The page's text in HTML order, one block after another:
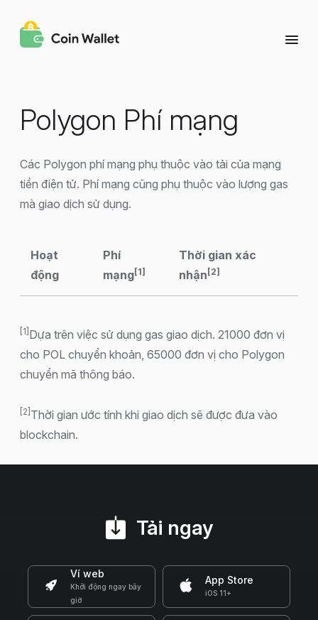
Polygon Phí mạng
Các Polygon phí mạng phụ thuộc vào tải của mạng
tiền điện tử. Phí mạng cũng phụ thuộc vào lượng gas
mà giao dịch sử dụng.
Hoạt
động
Phí
mạng[1]
Thời gian xác
nhận [2]
[1] Dựa trên việc sử dụng gas giao dịch. 21000 đơn vị
cho POL chuyển khoản, 65000 đơn vị cho Polygon
chuyển mã thông báo.
[2] Thời gian ước tính khi giao dịch sẽ được đưa vào
blockchain.
Tải ngay
Ví web
Khởi động ngay bây
giờ
App Store
iOS 11+